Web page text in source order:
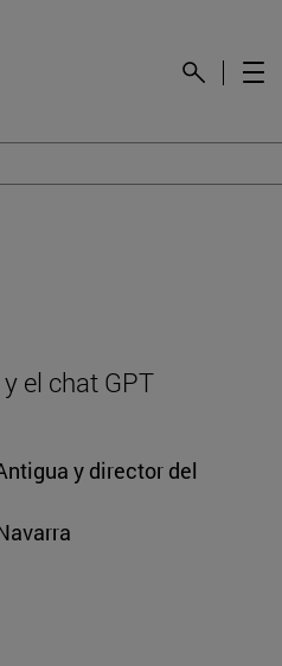
el chat GPT
y director del